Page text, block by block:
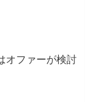
オファーが検討